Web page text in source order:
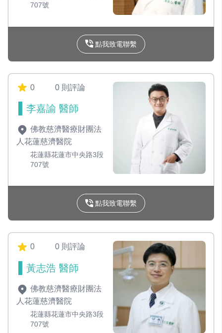
707號
點我致電聯繫
0 0 則評論
李嘉諭 醫師
佛教慈濟醫療財團法
人花蓮慈濟醫院
花蓮縣花蓮市中央路3段
707號
點我致電聯繫
0 0 則評論
黃志浩 醫師
佛教慈濟醫療財團法
人花蓮慈濟醫院
花蓮縣花蓮市中央路3段
707號